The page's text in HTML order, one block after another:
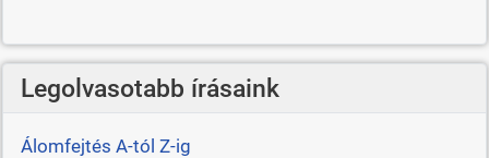
Legolvasotabb írásaink
Álomfejtés A-tól Z-ig